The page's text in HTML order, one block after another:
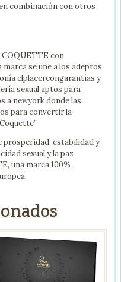
combinación con otros
COQUETTE con
se une a los adeptos
elplacercongarantías y
sexual aptos para
a newyork donde las
para convertir la
prosperidad, estabilidad y
sexual y la paz
una marca 100%